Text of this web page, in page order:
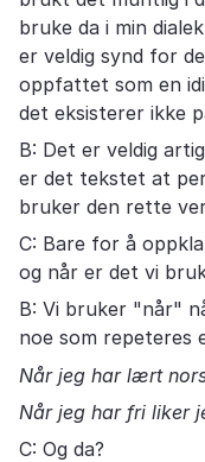
bruke da i min
er veldig synd for
oppfattet som en
det eksisterer ikke
B: Det er veldig
er det tekstet at
bruker den rette
C: Bare for å
og når er det vi
B: Vi bruker "når"
noe som repeteres
Når jeg har lært
Når jeg har fri liker
C: Og da?